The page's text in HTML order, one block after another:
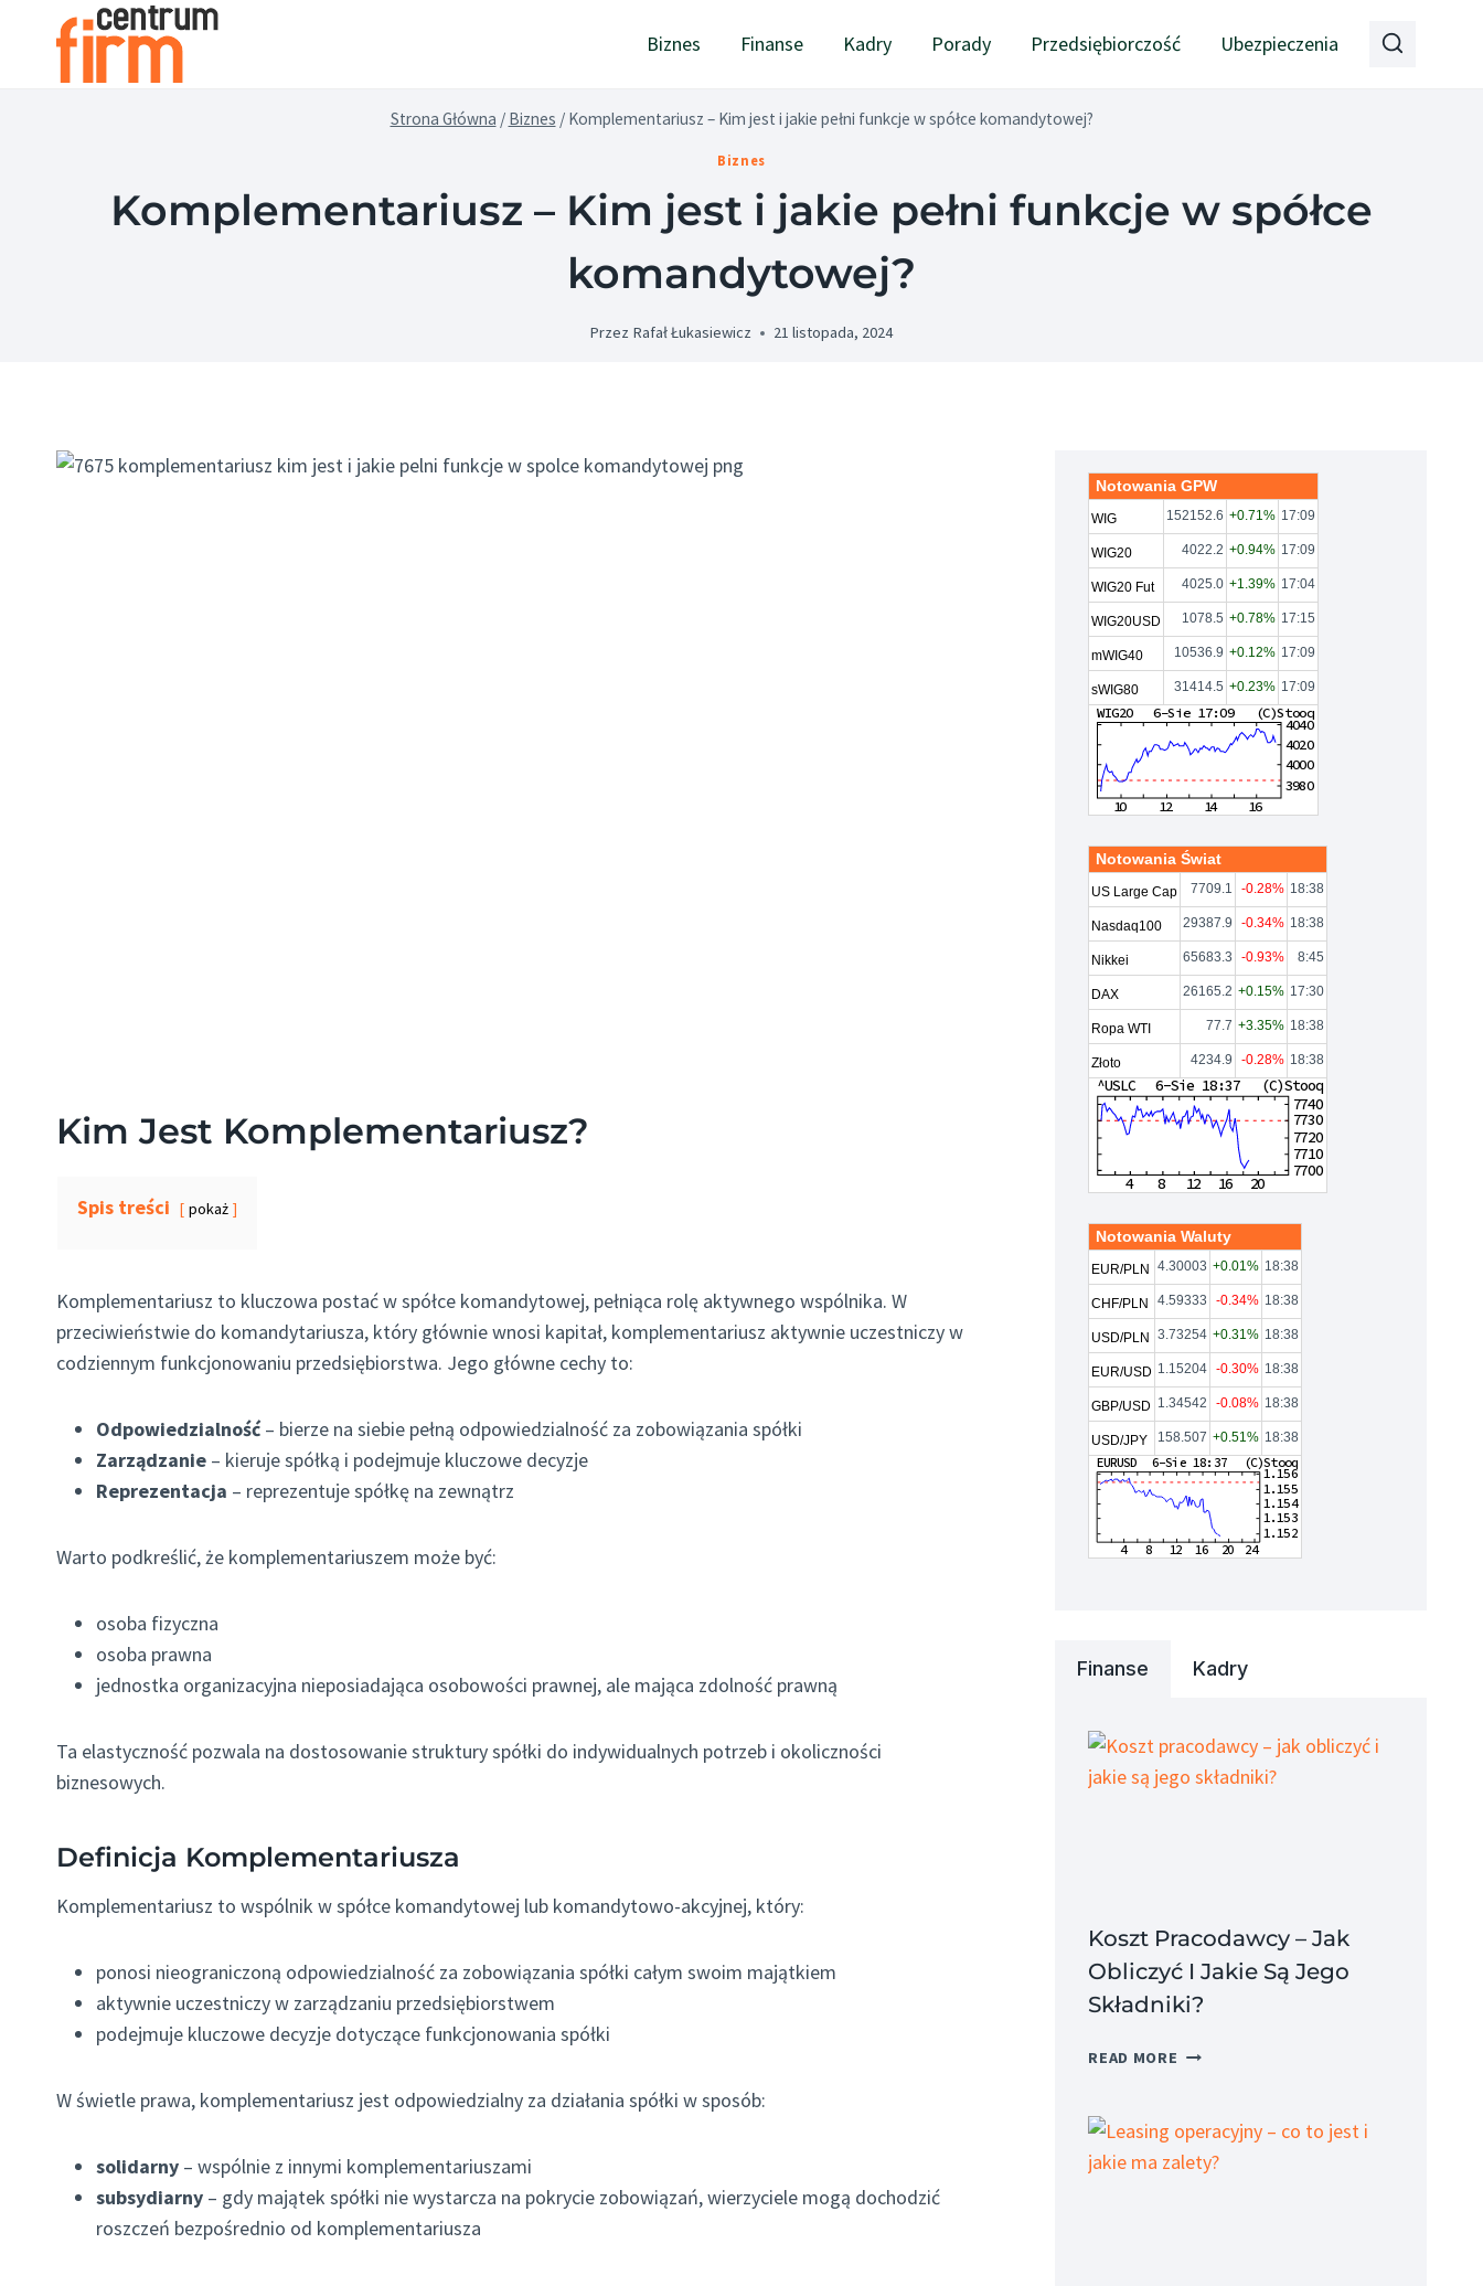
Biznes Finanse Kadry Porady Przedsiębiorczość Ubezpieczenia
Strona Główna / Biznes / Komplementariusz – Kim jest i jakie pełni funkcje w spółce komandytowej?
Biznes
Komplementariusz – Kim jest i jakie pełni funkcje w spółce
komandytowej?
Przez Rafał Łukasiewicz 21 listopada, 2024
Kim Jest Komplementariusz?
Spis treści pokaż
Komplementariusz to kluczowa postać w spółce komandytowej, pełniąca rolę aktywnego wspólnika. W
przeciwieństwie do komandytariusza, który głównie wnosi kapitał, komplementariusz aktywnie uczestniczy w
codziennym funkcjonowaniu przedsiębiorstwa. Jego główne cechy to:
Odpowiedzialność– bierze na siebie pełną odpowiedzialność za zobowiązania spółki
Zarządzanie – kieruje spółką i podejmuje kluczowe decyzje
Reprezentacja – reprezentuje spółkę na zewnątrz
Warto podkreślić, że komplementariuszem może być:
osoba fizyczna
osoba prawna
jednostka organizacyjna nieposiadająca osobowości prawnej, ale mająca zdolność prawną
Ta elastyczność pozwala na dostosowanie struktury spółki do indywidualnych potrzeb i okoliczności
biznesowych.
Definicja Komplementariusza
Komplementariusz to wspólnik w spółce komandytowej lub komandytowo-akcyjnej, który:
ponosi nieograniczoną odpowiedzialność za zobowiązania spółki całym swoim majątkiem
aktywnie uczestniczy w zarządzaniu przedsiębiorstwem
podejmuje kluczowe decyzje dotyczące funkcjonowania spółki
W świetle prawa, komplementariusz jest odpowiedzialny za działania spółki w sposób:
solidarny – wspólnie z innymi komplementariuszami
subsydiarny – gdy majątek spółki nie wystarcza na pokrycie zobowiązań, wierzyciele mogą dochodzić
roszczeń bezpośrednio od komplementariusza
Notowania GPW
WIG 152152.6 +0.71% 17:09
WIG20 4022.2 +0.94% 17:09
WIG20 Fut 4025.0 +1.39% 17:04
WIG20USD 1078.5 +0.78% 17:15
mWIG40 10536.9 +0.12% 17:09
sWIG80 31414.5 +0.23% 17:09
Notowania Świat
US Large Cap 7709.1 -0.28% 18:38
Nasdaq100 29387.9 -0.34% 18:38
Nikkei 65683.3 -0.93% 8:45
DAX 26165.2 +0.15% 17:30
Ropa WTI 77.7 +3.35% 18:38
Złoto 4234.9 -0.28% 18:38
Notowania Waluty
EUR/PLN 4.30003 +0.01% 18:38
CHF/PLN 4.59333 -0.34% 18:38
USD/PLN 3.73254 +0.31% 18:38
EUR/USD 1.15204 -0.30% 18:38
GBP/USD 1.34542 -0.08% 18:38
USD/JPY 158.507 +0.51% 18:38
Finanse Kadry
Koszt Pracodawcy – Jak
Obliczyć I Jakie Są Jego
Składniki?
READ MORE KOSZT
JAK
OBLICZYĆ